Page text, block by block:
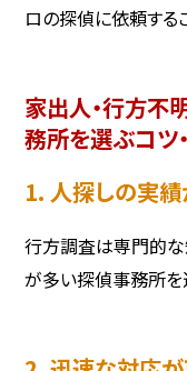
ロの探偵に依頼する
家出人・行方不
務所を選ぶコツ
1. 人探しの実
行方調査は専門的な
が多い探偵事務所を